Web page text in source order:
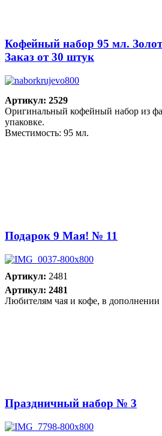
Кофейный набор 95 мл.
Заказ от 30 штук
Артикул: 2529
Оригинальный кофейный набор из
упаковке.
Вместимость: 95 мл.
Подарок 9 Мая! № 11
Артикул: 2481
Артикул: 2481
Любителям чая и кофе, в дополнении
Праздничный набор № 3